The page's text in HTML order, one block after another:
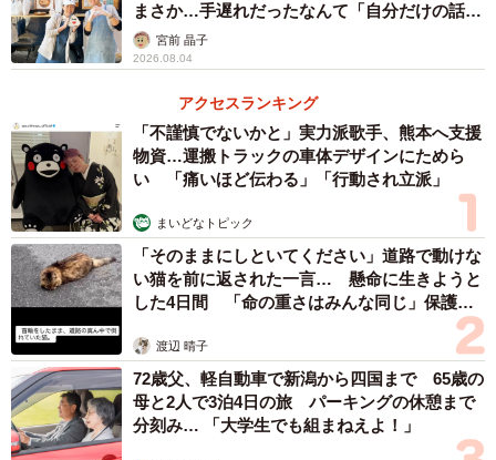
まさか…手遅れだったなんて「自分だけの話で
はなく、日本中で起きている問題では？」
宮前 晶子
2026.08.04
アクセスランキング
「不謹慎でないかと」実力派歌手、熊本へ支援
物資…運搬トラックの車体デザインにためら
い 「痛いほど伝わる」「行動され立派」
まいどなトピック
「そのままにしといてください」道路で動けな
い猫を前に返された一言… 懸命に生きようと
した4日間 「命の重さはみんな同じ」保護団
渡辺 晴子
72歳父、軽自動車で新潟から四国まで 65歳の
母と2人で3泊4日の旅 パーキングの休憩まで
分刻み… 「大学生でも組まねえよ！」